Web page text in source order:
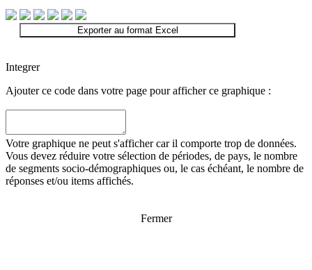
Exporter au format Excel
Integrer
Ajouter ce code dans votre page pour afficher ce graphique :
Votre graphique ne peut s'afficher car il comporte trop de données.
Vous devez réduire votre sélection de périodes, de pays, le nombre
de segments socio-démographiques ou, le cas échéant, le nombre de
réponses et/ou items affichés.
Fermer